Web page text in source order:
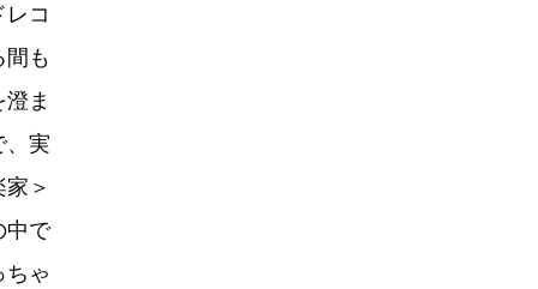
コ
間も
ま
、実
＞
中で
ちゃ